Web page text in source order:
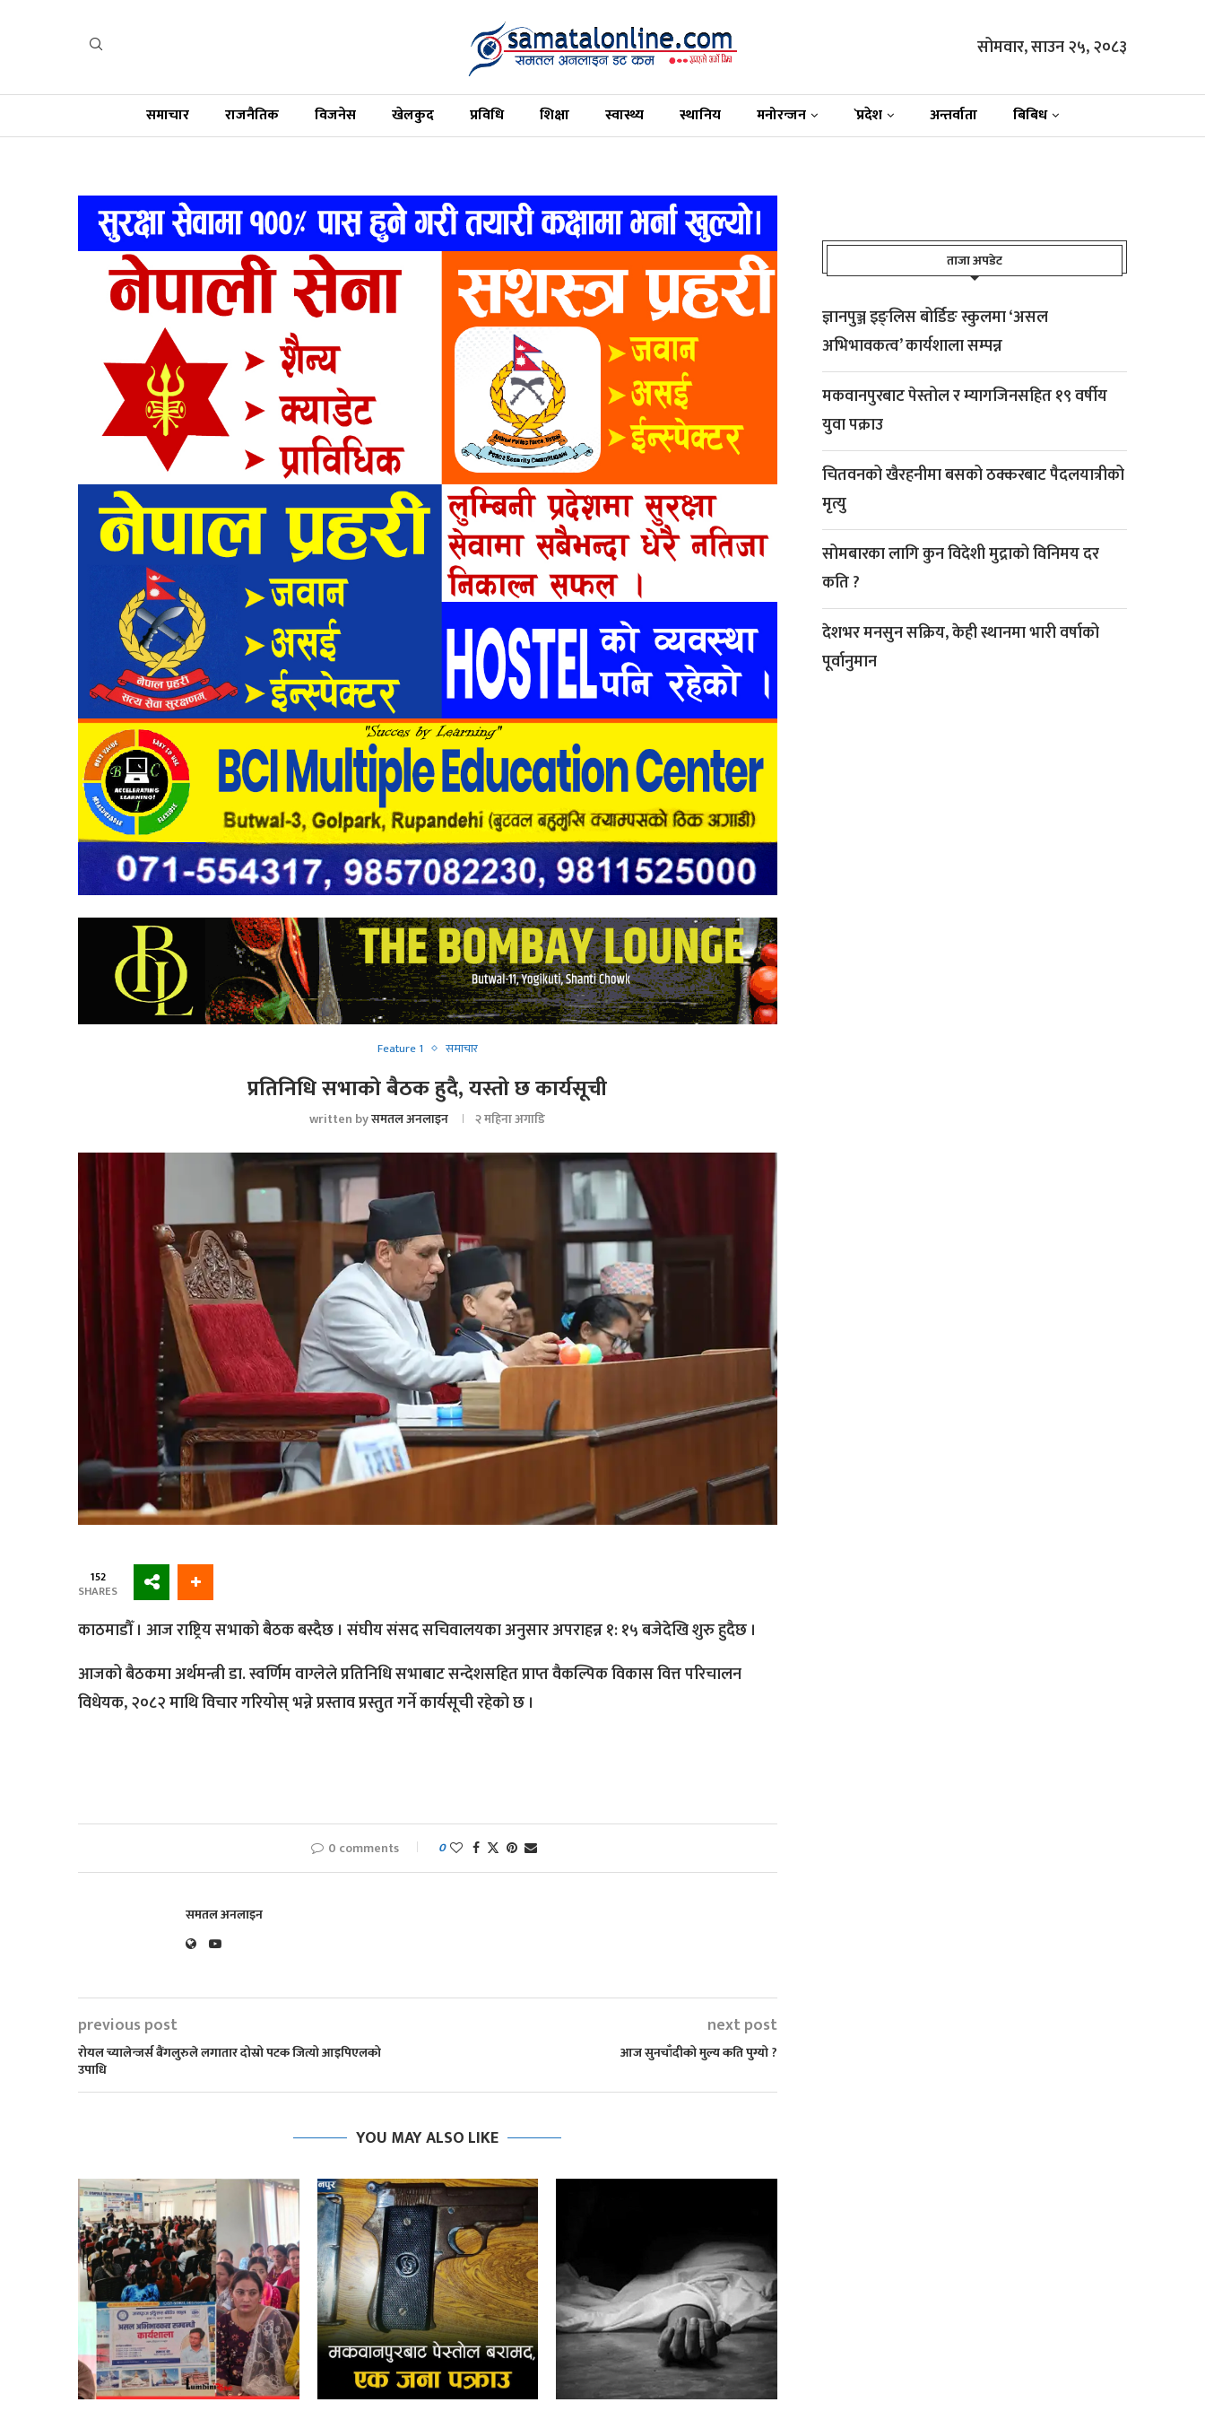
सोमवार, साउन २५, २०८३
समाचार राजनैतिक विजनेस खेलकुद प्रविधि शिक्षा स्वास्थ्य स्थानिय मनोरन्जन `प्रदेश अन्तर्वाता बिबिध
Feature 1 समाचार
प्रतिनिधि सभाको बैठक हुदै, यस्तो छ कार्यसूची
written byसमतल अनलाइन २ महिना अगाडि
152
SHARES
काठमाडौँ । आज राष्ट्रिय सभाको बैठक बस्दैछ । संघीय संसद सचिवालयका अनुसार अपराहन्न १: १५ बजेदेखि शुरु हुदैछ ।
आजको बैठकमा अर्थमन्त्री डा. स्वर्णिम वाग्लेले प्रतिनिधि सभाबाट सन्देशसहित प्राप्त वैकल्पिक विकास वित्त परिचालन
विधेयक, २०८२ माथि विचार गरियोस् भन्ने प्रस्ताव प्रस्तुत गर्ने कार्यसूची रहेको छ ।
0 comments 0
समतल अनलाइन
previous post
रोयल च्यालेन्जर्स बैंगलुरुले लगातार दोस्रो पटक जित्यो आइपिएलको
उपाधि
next post
आज सुनचाँदीको मुल्य कति पुग्यो ?
YOU MAY ALSO LIKE
ताजा अपडेट
ज्ञानपुञ्ज इङ्लिस बोर्डिङ स्कुलमा ‘असल
अभिभावकत्व’ कार्यशाला सम्पन्न
मकवानपुरबाट पेस्तोल र म्यागजिनसहित १९ वर्षीय
युवा पक्राउ
चितवनको खैरहनीमा बसको ठक्करबाट पैदलयात्रीको
मृत्यु
सोमबारका लागि कुन विदेशी मुद्राको विनिमय दर
कति ?
देशभर मनसुन सक्रिय, केही स्थानमा भारी वर्षाको
पूर्वानुमान